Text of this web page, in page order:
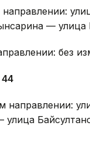
—
без
направлении:
улица